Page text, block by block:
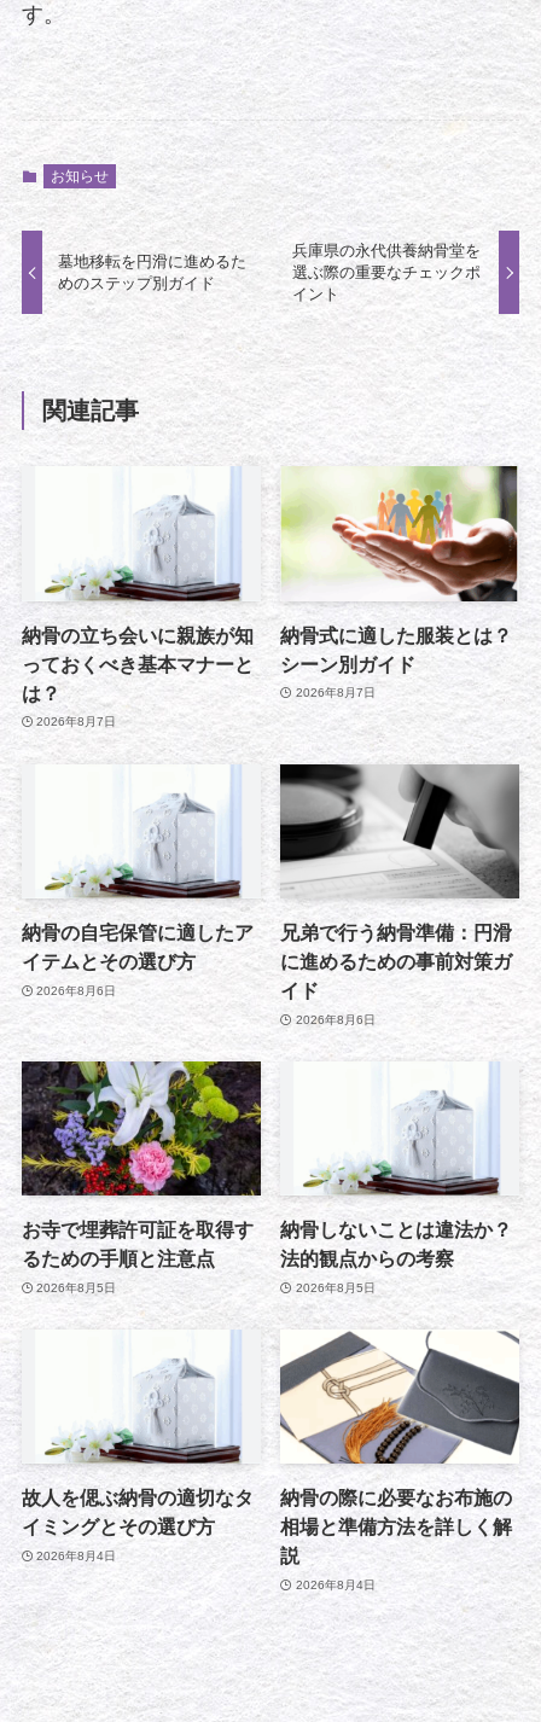
す。
お知らせ
墓地移転を円滑に進めるた
めのステップ別ガイド
兵庫県の永代供養納骨堂を
選ぶ際の重要なチェックポ
イント
関連記事
納骨の立ち会いに親族が知
っておくべき基本マナーと
は？
2026年8月7日
納骨式に適した服装とは？
シーン別ガイド
2026年8月7日
納骨の自宅保管に適したア
イテムとその選び方
2026年8月6日
兄弟で行う納骨準備：円滑
に進めるための事前対策ガ
イド
2026年8月6日
お寺で埋葬許可証を取得す
るための手順と注意点
2026年8月5日
納骨しないことは違法か？
法的観点からの考察
2026年8月5日
故人を偲ぶ納骨の適切なタ
イミングとその選び方
2026年8月4日
納骨の際に必要なお布施の
相場と準備方法を詳しく解
説
2026年8月4日